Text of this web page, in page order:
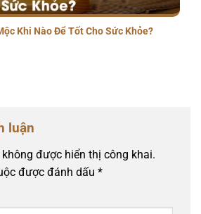
Khi Nào Để Tốt Cho Sức Khỏe?
luận
được hiển thị công khai.
được đánh dấu *